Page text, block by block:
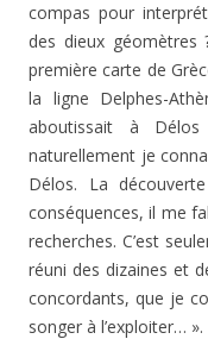
compas pour
des dieux
première carte de
la ligne Delphes-
aboutissait à
naturellement je
Délos. La
conséquences, il me
recherches. C’est
réuni des dizaines et
concordants, que je
songer à l’exploiter… ».